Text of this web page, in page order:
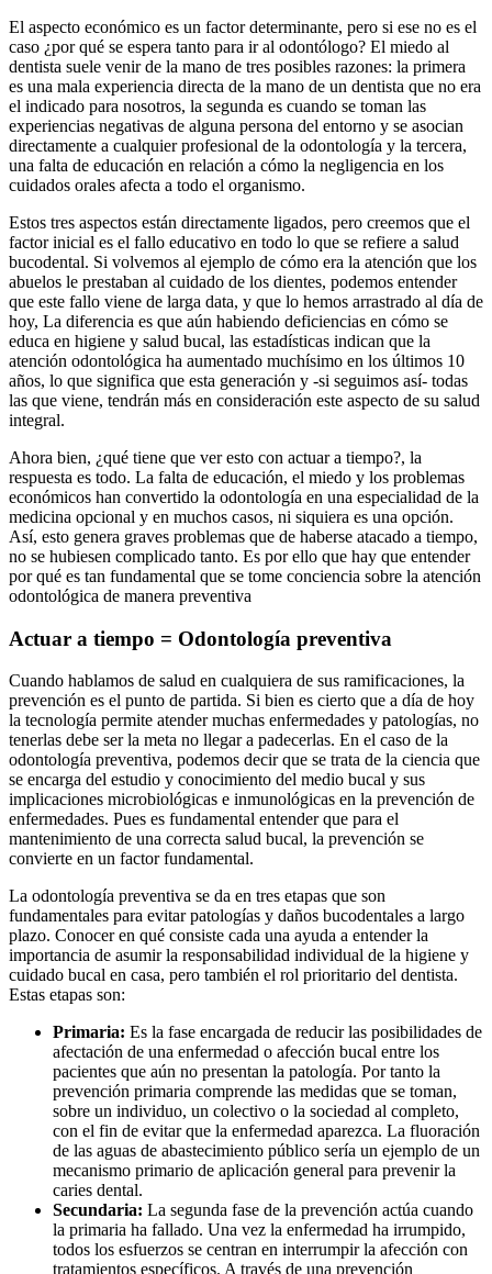
El aspecto económico es un factor determinante, pero si ese no es el
caso ¿por qué se espera tanto para ir al odontólogo? El miedo al
dentista suele venir de la mano de tres posibles razones: la primera
es una mala experiencia directa de la mano de un dentista que no era
el indicado para nosotros, la segunda es cuando se toman las
experiencias negativas de alguna persona del entorno y se asocian
directamente a cualquier profesional de la odontología y la tercera,
una falta de educación en relación a cómo la negligencia en los
cuidados orales afecta a todo el organismo.
Estos tres aspectos están directamente ligados, pero creemos que el
factor inicial es el fallo educativo en todo lo que se refiere a salud
bucodental. Si volvemos al ejemplo de cómo era la atención que los
abuelos le prestaban al cuidado de los dientes, podemos entender
que este fallo viene de larga data, y que lo hemos arrastrado al día de
hoy, La diferencia es que aún habiendo deficiencias en cómo se
educa en higiene y salud bucal, las estadísticas indican que la
atención odontológica ha aumentado muchísimo en los últimos 10
años, lo que significa que esta generación y -si seguimos así- todas
las que viene, tendrán más en consideración este aspecto de su salud
integral.
Ahora bien, ¿qué tiene que ver esto con actuar a tiempo?, la
respuesta es todo. La falta de educación, el miedo y los problemas
económicos han convertido la odontología en una especialidad de la
medicina opcional y en muchos casos, ni siquiera es una opción.
Así, esto genera graves problemas que de haberse atacado a tiempo,
no se hubiesen complicado tanto. Es por ello que hay que entender
por qué es tan fundamental que se tome conciencia sobre la atención
odontológica de manera preventiva
Actuar a tiempo = Odontología preventiva
Cuando hablamos de salud en cualquiera de sus ramificaciones, la
prevención es el punto de partida. Si bien es cierto que a día de hoy
la tecnología permite atender muchas enfermedades y patologías, no
tenerlas debe ser la meta no llegar a padecerlas. En el caso de la
odontología preventiva, podemos decir que se trata de la ciencia que
se encarga del estudio y conocimiento del medio bucal y sus
implicaciones microbiológicas e inmunológicas en la prevención de
enfermedades. Pues es fundamental entender que para el
mantenimiento de una correcta salud bucal, la prevención se
convierte en un factor fundamental.
La odontología preventiva se da en tres etapas que son
fundamentales para evitar patologías y daños bucodentales a largo
plazo. Conocer en qué consiste cada una ayuda a entender la
importancia de asumir la responsabilidad individual de la higiene y
cuidado bucal en casa, pero también el rol prioritario del dentista.
Estas etapas son:
Primaria: Es la fase encargada de reducir las posibilidades de
afectación de una enfermedad o afección bucal entre los
pacientes que aún no presentan la patología. Por tanto la
prevención primaria comprende las medidas que se toman,
sobre un individuo, un colectivo o la sociedad al completo,
con el fin de evitar que la enfermedad aparezca. La fluoración
de las aguas de abastecimiento público sería un ejemplo de un
mecanismo primario de aplicación general para prevenir la
caries dental.
Secundaria: La segunda fase de la prevención actúa cuando
la primaria ha fallado. Una vez la enfermedad ha irrumpido,
todos los esfuerzos se centran en interrumpir la afección con
tratamientos específicos. A través de una prevención